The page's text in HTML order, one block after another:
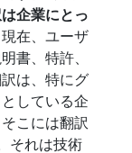
企業にとっ
在、ユーザ
書、特許、
は、特にグ
している企
こには翻訳
それは技術